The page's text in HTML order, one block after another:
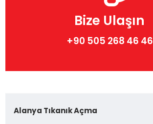
Bize Ulaşın
+90 505 268 46 46
Alanya Tıkanık Açma